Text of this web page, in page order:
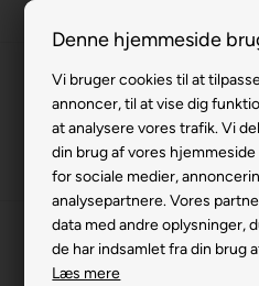
Denne hjemmeside
Vi bruger cookies til at
annoncer, til at vise dig
at analysere vores trafik. Vi
din brug af vores
for sociale medier,
analysepartnere. Vores
data med andre oplysninger,
de har indsamlet fra din brug
Læs mere
3 års
63 15
Forside » Reservedele»